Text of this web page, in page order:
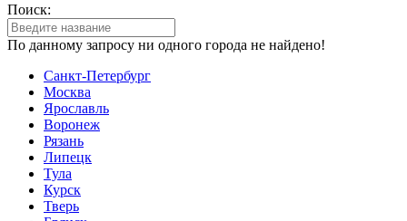
Поиск:
По данному запросу ни одного города не найдено!
Санкт-Петербург
Москва
Ярославль
Воронеж
Рязань
Липецк
Тула
Курск
Тверь